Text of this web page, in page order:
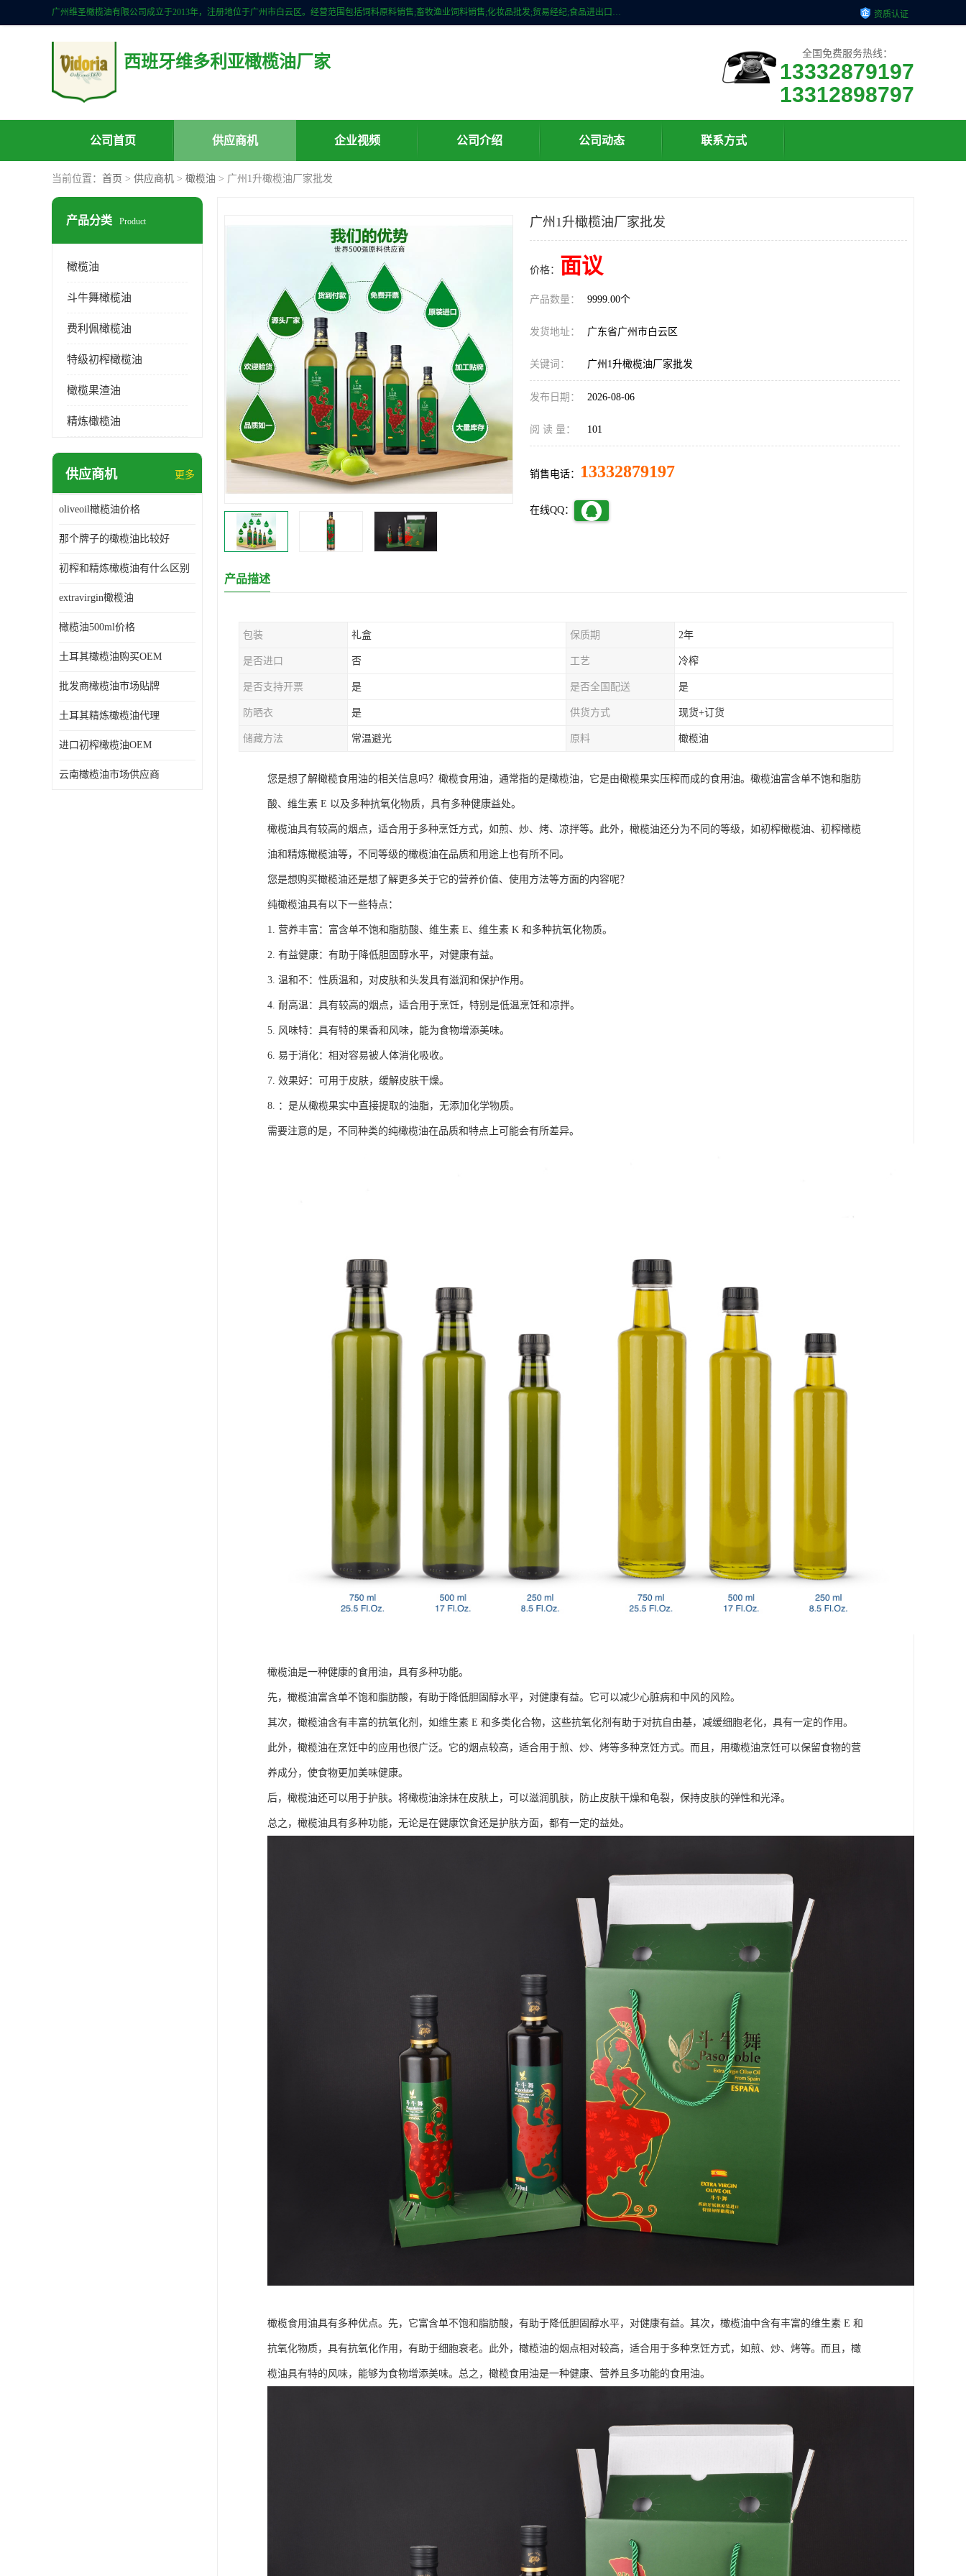
广州维圣橄榄油有限公司成立于2013年，注册地位于广州市白云区。经营范围包括饲料原料销售;畜牧渔业饲料销售;化妆品批发;贸易经纪;食品进出口等，主要产品有：橄榄果渣油，橄榄油，纯橄榄油等。 资质认证
西班牙维多利亚橄榄油厂家 全国免费服务热线：
13332879197
13312898797
公司首页 供应商机 企业视频 公司介绍 公司动态 联系方式
当前位置： 首页 > 供应商机 > 橄榄油 > 广州1升橄榄油厂家批发
产品分类 Product
橄榄油
斗牛舞橄榄油
费利佩橄榄油
特级初榨橄榄油
橄榄果渣油
精炼橄榄油
供应商机 更多
oliveoil橄榄油价格
那个牌子的橄榄油比较好
初榨和精炼橄榄油有什么区别
extravirgin橄榄油
橄榄油500ml价格
土耳其橄榄油购买OEM
批发商橄榄油市场贴牌
土耳其精炼橄榄油代理
进口初榨橄榄油OEM
云南橄榄油市场供应商
广州1升橄榄油厂家批发
价格： 面议
产品数量： 9999.00个
发货地址： 广东省广州市白云区
关键词： 广州1升橄榄油厂家批发
发布日期： 2026-08-06
阅 读 量： 101
销售电话： 13332879197
在线QQ：
产品描述
包装 礼盒 保质期 2年
是否进口 否 工艺 冷榨
是否支持开票 是 是否全国配送 是
防晒衣 是 供货方式 现货+订货
储藏方法 常温避光 原料 橄榄油
您是想了解橄榄食用油的相关信息吗？橄榄食用油，通常指的是橄榄油，它是由橄榄果实压榨而成的食用油。橄榄油富含单不饱和脂肪
酸、维生素 E 以及多种抗氧化物质，具有多种健康益处。
橄榄油具有较高的烟点，适合用于多种烹饪方式，如煎、炒、烤、凉拌等。此外，橄榄油还分为不同的等级，如初榨橄榄油、初榨橄榄
油和精炼橄榄油等，不同等级的橄榄油在品质和用途上也有所不同。
您是想购买橄榄油还是想了解更多关于它的营养价值、使用方法等方面的内容呢？
纯橄榄油具有以下一些特点：
1. 营养丰富：富含单不饱和脂肪酸、维生素 E、维生素 K 和多种抗氧化物质。
2. 有益健康：有助于降低胆固醇水平，对健康有益。
3. 温和不：性质温和，对皮肤和头发具有滋润和保护作用。
4. 耐高温：具有较高的烟点，适合用于烹饪，特别是低温烹饪和凉拌。
5. 风味特：具有特的果香和风味，能为食物增添美味。
6. 易于消化：相对容易被人体消化吸收。
7. 效果好：可用于皮肤，缓解皮肤干燥。
8. ：是从橄榄果实中直接提取的油脂，无添加化学物质。
需要注意的是，不同种类的纯橄榄油在品质和特点上可能会有所差异。
橄榄油是一种健康的食用油，具有多种功能。
先，橄榄油富含单不饱和脂肪酸，有助于降低胆固醇水平，对健康有益。它可以减少心脏病和中风的风险。
其次，橄榄油含有丰富的抗氧化剂，如维生素 E 和多类化合物，这些抗氧化剂有助于对抗自由基，减缓细胞老化，具有一定的作用。
此外，橄榄油在烹饪中的应用也很广泛。它的烟点较高，适合用于煎、炒、烤等多种烹饪方式。而且，用橄榄油烹饪可以保留食物的营
养成分，使食物更加美味健康。
后，橄榄油还可以用于护肤。将橄榄油涂抹在皮肤上，可以滋润肌肤，防止皮肤干燥和龟裂，保持皮肤的弹性和光泽。
总之，橄榄油具有多种功能，无论是在健康饮食还是护肤方面，都有一定的益处。
橄榄食用油具有多种优点。先，它富含单不饱和脂肪酸，有助于降低胆固醇水平，对健康有益。其次，橄榄油中含有丰富的维生素 E 和
抗氧化物质，具有抗氧化作用，有助于细胞衰老。此外，橄榄油的烟点相对较高，适合用于多种烹饪方式，如煎、炒、烤等。而且，橄
榄油具有特的风味，能够为食物增添美味。总之，橄榄食用油是一种健康、营养且多功能的食用油。